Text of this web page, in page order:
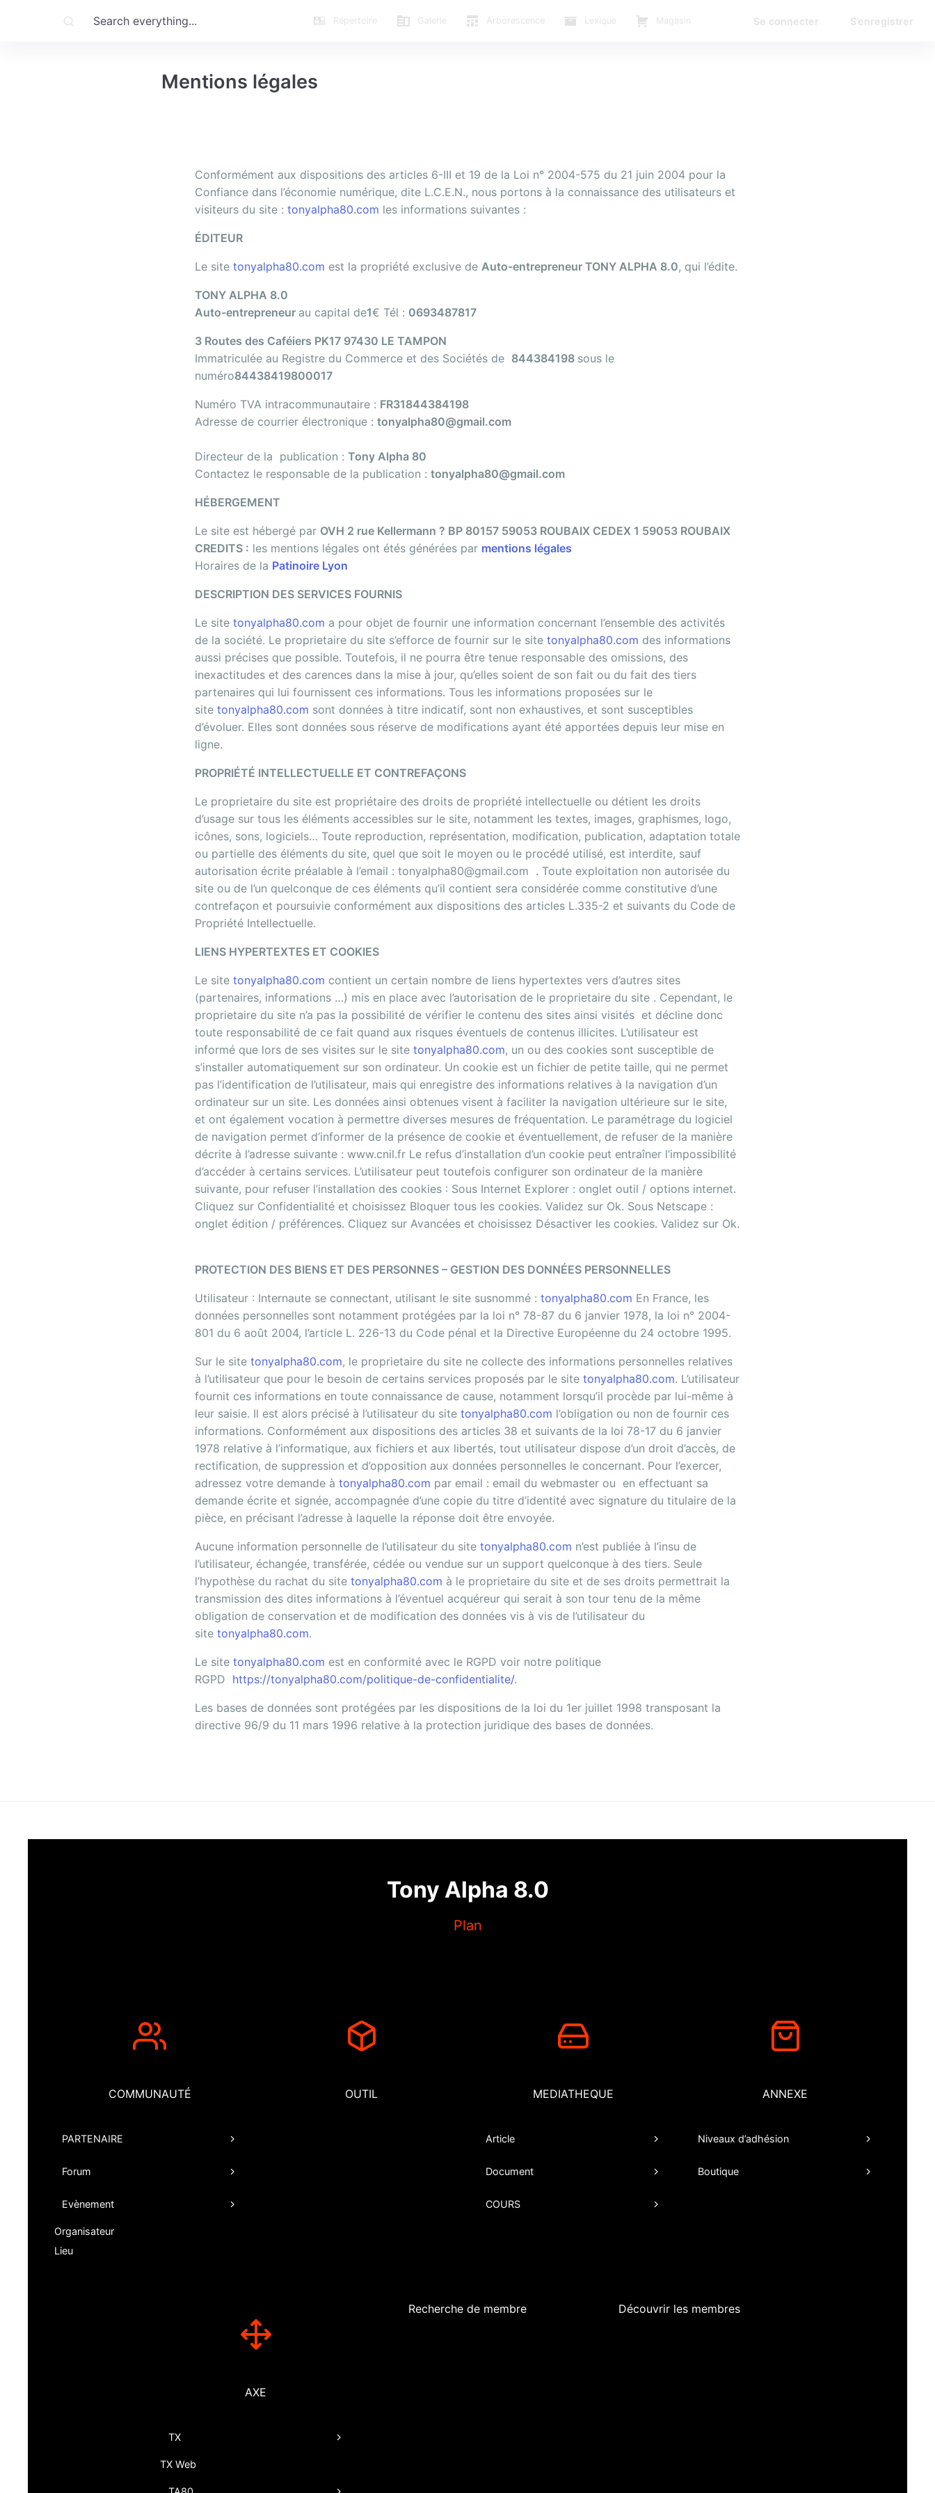
Répertoire Galerie Arborescence Lexique Magasin Se connecter S’enregistrer
Mentions légales
Conformément aux dispositions des articles 6-III et 19 de la Loi n° 2004-575 du 21 juin 2004 pour la
Confiance dans l’économie numérique, dite L.C.E.N., nous portons à la connaissance des utilisateurs et
visiteurs du site : tonyalpha80.com les informations suivantes :
ÉDITEUR
Le site tonyalpha80.com est la propriété exclusive de Auto-entrepreneur TONY ALPHA 8.0, qui l’édite.
TONY ALPHA 8.0
Auto-entrepreneur au capital de1€ Tél : 0693487817
3 Routes des Caféiers PK17 97430 LE TAMPON
Immatriculée au Registre du Commerce et des Sociétés de 844384198 sous le
numéro84438419800017
Numéro TVA intracommunautaire : FR31844384198
Adresse de courrier électronique : tonyalpha80@gmail.com
Directeur de la publication : Tony Alpha 80
Contactez le responsable de la publication : tonyalpha80@gmail.com
HÉBERGEMENT
Le site est hébergé par OVH 2 rue Kellermann ? BP 80157 59053 ROUBAIX CEDEX 1 59053 ROUBAIX
CREDITS : les mentions légales ont étés générées par mentions légales
Horaires de la Patinoire Lyon
DESCRIPTION DES SERVICES FOURNIS
Le site tonyalpha80.com a pour objet de fournir une information concernant l’ensemble des activités
de la société. Le proprietaire du site s’efforce de fournir sur le site tonyalpha80.com des informations
aussi précises que possible. Toutefois, il ne pourra être tenue responsable des omissions, des
inexactitudes et des carences dans la mise à jour, qu’elles soient de son fait ou du fait des tiers
partenaires qui lui fournissent ces informations. Tous les informations proposées sur le
site tonyalpha80.com sont données à titre indicatif, sont non exhaustives, et sont susceptibles
d’évoluer. Elles sont données sous réserve de modifications ayant été apportées depuis leur mise en
ligne.
PROPRIÉTÉ INTELLECTUELLE ET CONTREFAÇONS
Le proprietaire du site est propriétaire des droits de propriété intellectuelle ou détient les droits
d’usage sur tous les éléments accessibles sur le site, notamment les textes, images, graphismes, logo,
icônes, sons, logiciels… Toute reproduction, représentation, modification, publication, adaptation totale
ou partielle des éléments du site, quel que soit le moyen ou le procédé utilisé, est interdite, sauf
autorisation écrite préalable à l’email : tonyalpha80@gmail.com . Toute exploitation non autorisée du
site ou de l’un quelconque de ces éléments qu’il contient sera considérée comme constitutive d’une
contrefaçon et poursuivie conformément aux dispositions des articles L.335-2 et suivants du Code de
Propriété Intellectuelle.
LIENS HYPERTEXTES ET COOKIES
Le site tonyalpha80.com contient un certain nombre de liens hypertextes vers d’autres sites
(partenaires, informations …) mis en place avec l’autorisation de le proprietaire du site . Cependant, le
proprietaire du site n’a pas la possibilité de vérifier le contenu des sites ainsi visités et décline donc
toute responsabilité de ce fait quand aux risques éventuels de contenus illicites. L’utilisateur est
informé que lors de ses visites sur le site tonyalpha80.com, un ou des cookies sont susceptible de
s’installer automatiquement sur son ordinateur. Un cookie est un fichier de petite taille, qui ne permet
pas l’identification de l’utilisateur, mais qui enregistre des informations relatives à la navigation d’un
ordinateur sur un site. Les données ainsi obtenues visent à faciliter la navigation ultérieure sur le site,
et ont également vocation à permettre diverses mesures de fréquentation. Le paramétrage du logiciel
de navigation permet d’informer de la présence de cookie et éventuellement, de refuser de la manière
décrite à l’adresse suivante : www.cnil.fr Le refus d’installation d’un cookie peut entraîner l’impossibilité
d’accéder à certains services. L’utilisateur peut toutefois configurer son ordinateur de la manière
suivante, pour refuser l’installation des cookies : Sous Internet Explorer : onglet outil / options internet.
Cliquez sur Confidentialité et choisissez Bloquer tous les cookies. Validez sur Ok. Sous Netscape :
onglet édition / préférences. Cliquez sur Avancées et choisissez Désactiver les cookies. Validez sur Ok.
PROTECTION DES BIENS ET DES PERSONNES – GESTION DES DONNÉES PERSONNELLES
Utilisateur : Internaute se connectant, utilisant le site susnommé : tonyalpha80.com En France, les
données personnelles sont notamment protégées par la loi n° 78-87 du 6 janvier 1978, la loi n° 2004-
801 du 6 août 2004, l’article L. 226-13 du Code pénal et la Directive Européenne du 24 octobre 1995.
Sur le site tonyalpha80.com, le proprietaire du site ne collecte des informations personnelles relatives
à l’utilisateur que pour le besoin de certains services proposés par le site tonyalpha80.com. L’utilisateur
fournit ces informations en toute connaissance de cause, notamment lorsqu’il procède par lui-même à
leur saisie. Il est alors précisé à l’utilisateur du site tonyalpha80.com l’obligation ou non de fournir ces
informations. Conformément aux dispositions des articles 38 et suivants de la loi 78-17 du 6 janvier
1978 relative à l’informatique, aux fichiers et aux libertés, tout utilisateur dispose d’un droit d’accès, de
rectification, de suppression et d’opposition aux données personnelles le concernant. Pour l’exercer,
adressez votre demande à tonyalpha80.com par email : email du webmaster ou en effectuant sa
demande écrite et signée, accompagnée d’une copie du titre d’identité avec signature du titulaire de la
pièce, en précisant l’adresse à laquelle la réponse doit être envoyée.
Aucune information personnelle de l’utilisateur du site tonyalpha80.com n’est publiée à l’insu de
l’utilisateur, échangée, transférée, cédée ou vendue sur un support quelconque à des tiers. Seule
l’hypothèse du rachat du site tonyalpha80.com à le proprietaire du site et de ses droits permettrait la
transmission des dites informations à l’éventuel acquéreur qui serait à son tour tenu de la même
obligation de conservation et de modification des données vis à vis de l’utilisateur du
site tonyalpha80.com.
Le site tonyalpha80.com est en conformité avec le RGPD voir notre politique
RGPD https://tonyalpha80.com/politique-de-confidentialite/.
Les bases de données sont protégées par les dispositions de la loi du 1er juillet 1998 transposant la
directive 96/9 du 11 mars 1996 relative à la protection juridique des bases de données.
Tony Alpha 8.0
Plan
COMMUNAUTÉ
PARTENAIRE
Forum
Evènement
Organisateur
Lieu
OUTIL MEDIATHEQUE
Article
Document
COURS
ANNEXE
Niveaux d’adhésion
Boutique
AXE
TX
TX Web
Recherche de membre Découvrir les membres